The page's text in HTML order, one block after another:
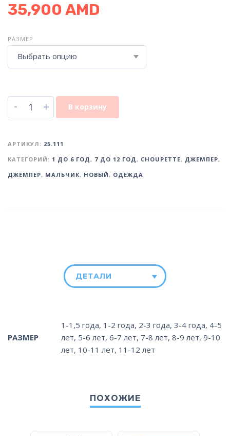
35,900 AMD
РАЗМЕР
Выбрать опцию
- + В корзину
АРТИКУЛ: 25.111
КАТЕГОРИЙ: 1 ДО 6 ГОД, 7 ДО 12 ГОД, CHOUPETTE, ДЖЕМПЕР,
ДЖЕМПЕР, МАЛЬЧИК, НОВЫЙ, ОДЕЖДА
ДЕТАЛИ
РАЗМЕР
1-1,5 года, 1-2 года, 2-3 года, 3-4 года, 4-5
лет, 5-6 лет, 6-7 лет, 7-8 лет, 8-9 лет, 9-10
лет, 10-11 лет, 11-12 лет
ПОХОЖИЕ